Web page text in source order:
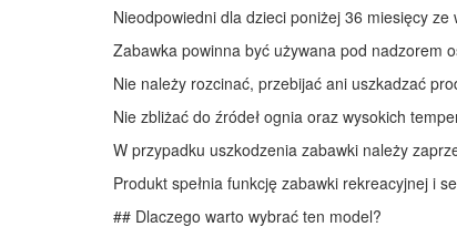
Nieodpowiedni dla dzieci poniżej 36 miesięcy
Zabawka powinna być używana pod nadzorem
Nie należy rozcinać, przebijać ani uszkadzać
Nie zbliżać do źródeł ognia oraz wysokich
W przypadku uszkodzenia zabawki należy
Produkt spełnia funkcję zabawki rekreacyjnej i
## Dlaczego warto wybrać ten model?